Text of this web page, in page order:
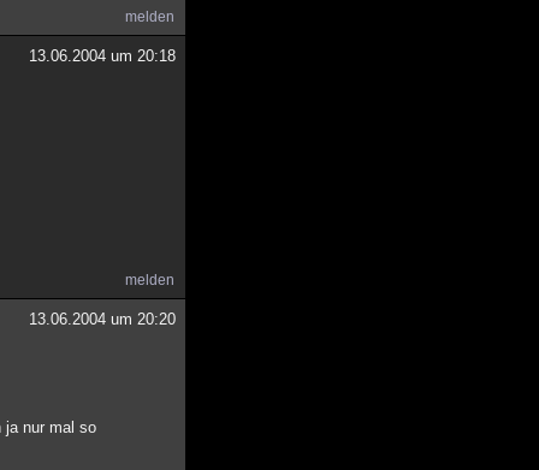
melden
13.06.2004 um 20:18
melden
13.06.2004 um 20:20
ja nur mal so